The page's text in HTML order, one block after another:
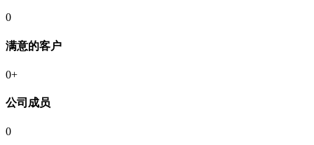
0
满意的客户
0+
公司成员
0